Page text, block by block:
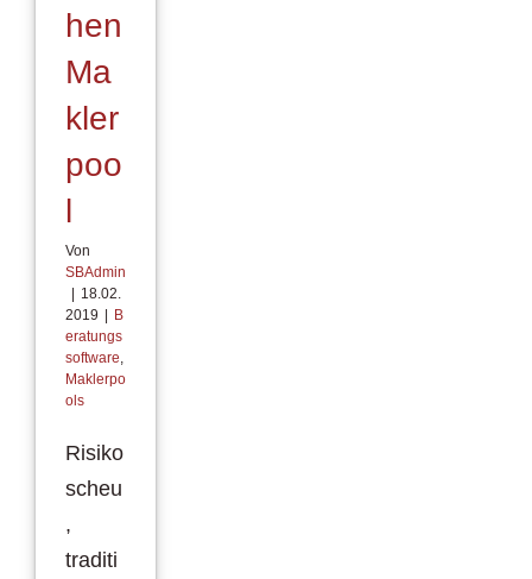
hen
Ma
kler
poo
l
Von
SBAdmin
18.02.
2019
B
eratungs
software,
Maklerpo
ols
Risiko
scheu
,
traditi